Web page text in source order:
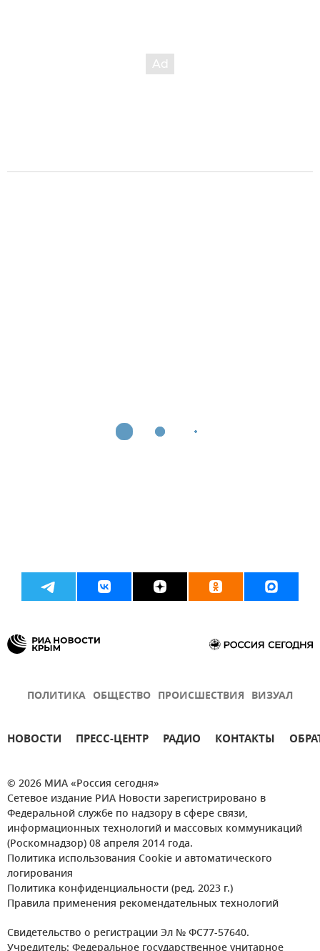
ПОЛИТИКА ОБЩЕСТВО ПРОИСШЕСТВИЯ ВИЗУАЛ
НОВОСТИ ПРЕСС-ЦЕНТР РАДИО КОНТАКТЫ
© 2026 МИА «Россия сегодня»
Сетевое издание РИА Новости зарегистрировано в
Федеральной службе по надзору в сфере связи,
информационных технологий и массовых коммуникаций
(Роскомнадзор) 08 апреля 2014 года.
Политика использования Cookie и автоматического
логирования
Политика конфиденциальности (ред. 2023 г.)
Правила применения рекомендательных технологий
Свидетельство о регистрации Эл № ФС77-57640.